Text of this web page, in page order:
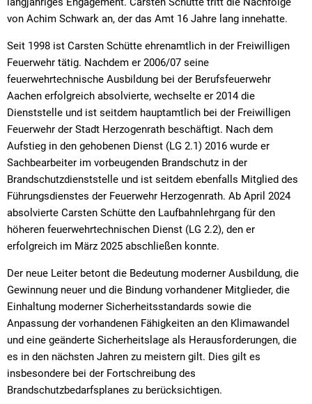
von Achim Schwark an, der das Amt 16 Jahre lang innehatte.
Seit 1998 ist Carsten Schütte ehrenamtlich in der Freiwilligen
Feuerwehr tätig. Nachdem er 2006/07 seine
feuerwehrtechnische Ausbildung bei der Berufsfeuerwehr
Aachen erfolgreich absolvierte, wechselte er 2014 die
Dienststelle und ist seitdem hauptamtlich bei der Freiwilligen
Feuerwehr der Stadt Herzogenrath beschäftigt. Nach dem
Aufstieg in den gehobenen Dienst (LG 2.1) 2016 wurde er
Sachbearbeiter im vorbeugenden Brandschutz in der
Brandschutzdienststelle und ist seitdem ebenfalls Mitglied des
Führungsdienstes der Feuerwehr Herzogenrath. Ab April 2024
absolvierte Carsten Schütte den Laufbahnlehrgang für den
höheren feuerwehrtechnischen Dienst (LG 2.2), den er
erfolgreich im März 2025 abschließen konnte.
Der neue Leiter betont die Bedeutung moderner Ausbildung, die
Gewinnung neuer und die Bindung vorhandener Mitglieder, die
Einhaltung moderner Sicherheitsstandards sowie die
Anpassung der vorhandenen Fähigkeiten an den Klimawandel
und eine geänderte Sicherheitslage als Herausforderungen, die
es in den nächsten Jahren zu meistern gilt. Dies gilt es
insbesondere bei der Fortschreibung des
Brandschutzbedarfsplanes zu berücksichtigen.